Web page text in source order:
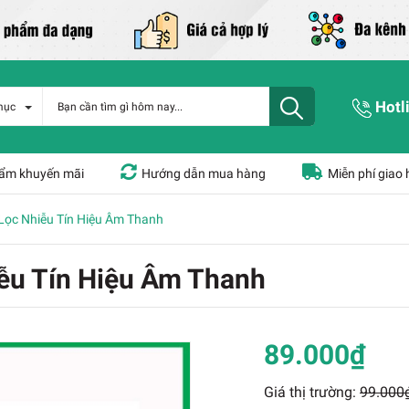
khuyến mãi Hướng dẫn mua hàng Miễn phí giao
Nhiễu Tín Hiệu Âm Thanh
Tín Hiệu Âm Thanh
89.000₫
Giá thị trường: